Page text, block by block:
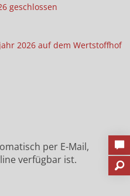
geschlossen
2026 auf dem Wertstoffhof
per E-Mail,
verfügbar ist.